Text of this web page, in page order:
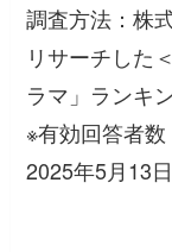
調査方法：株
リサーチした
ラマ」ランキ
※有効回答者
2025年5月13日